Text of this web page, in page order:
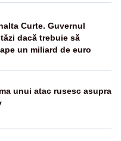
Curte. Guvernul
dacă trebuie să
un miliard de euro
unui atac rusesc asupra